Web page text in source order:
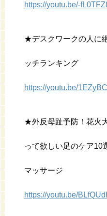
https://youtu.be/-
★デスクワークの人に
ッチランキング
https://youtu.be/
★外反母趾予防！花火
って欲しい足のケア10
マッサージ
https://youtu.be/